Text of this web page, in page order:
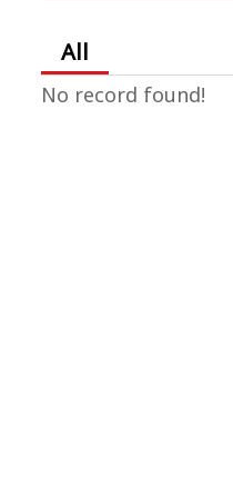
All
No record found!